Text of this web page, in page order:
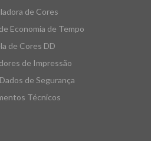
de Cores
Economia de Tempo
de Cores DD
de Impressão
de Segurança
Técnicos